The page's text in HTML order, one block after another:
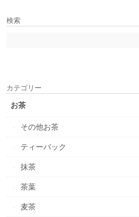
検索
カテゴリー
お茶
その他お茶
ティーバック
抹茶
茶葉
麦茶